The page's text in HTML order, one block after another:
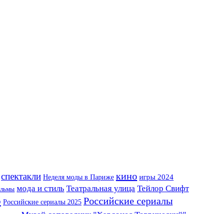
спектакли Неделя моды в Париже кино игры 2024
мода и стиль Театральная улица Тейлор Свифт
Российские сериалы 2025 Российские сериалы